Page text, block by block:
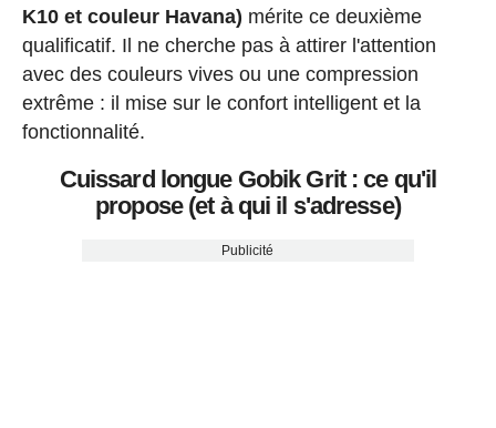
K10 et couleur Havana) mérite ce deuxième
qualificatif. Il ne cherche pas à attirer l'attention
avec des couleurs vives ou une compression
extrême : il mise sur le confort intelligent et la
fonctionnalité.
Cuissard longue Gobik Grit : ce qu'il
propose (et à qui il s'adresse)
Publicité